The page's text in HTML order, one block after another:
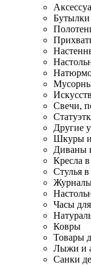
Бутылки
Свечи,
Другие
Шкуры
Диваны
Кресла
Стулья
Часы
Ковры
Товары
Лыжи и
Санки